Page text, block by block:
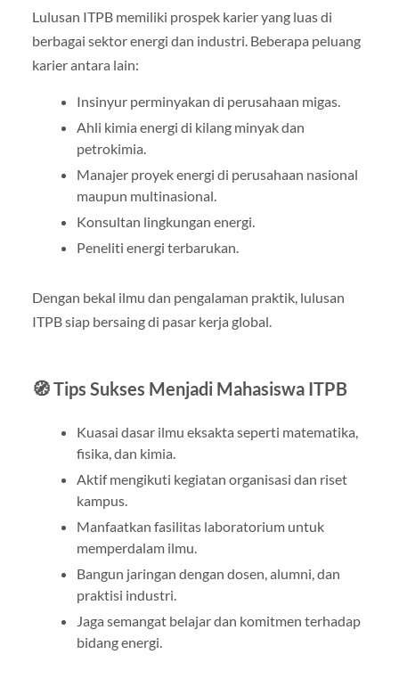
Lulusan ITPB memiliki prospek karier yang luas di
berbagai sektor energi dan industri. Beberapa peluang
karier antara lain:
Insinyur perminyakan di perusahaan migas.
Ahli kimia energi di kilang minyak dan
petrokimia.
Manajer proyek energi di perusahaan nasional
maupun multinasional.
Konsultan lingkungan energi.
Peneliti energi terbarukan.
Dengan bekal ilmu dan pengalaman praktik, lulusan
ITPB siap bersaing di pasar kerja global.
🧭 Tips Sukses Menjadi Mahasiswa ITPB
Kuasai dasar ilmu eksakta seperti matematika,
fisika, dan kimia.
Aktif mengikuti kegiatan organisasi dan riset
kampus.
Manfaatkan fasilitas laboratorium untuk
memperdalam ilmu.
Bangun jaringan dengan dosen, alumni, dan
praktisi industri.
Jaga semangat belajar dan komitmen terhadap
bidang energi.